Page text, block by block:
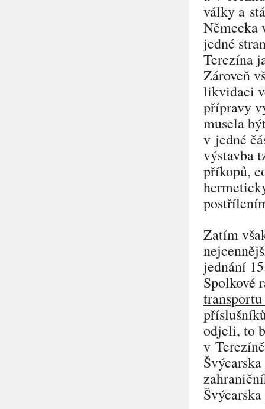
války a
Německa
jedné
Terezína
Zároveň
likvidaci
přípravy
musela
v jedné
výstavba
příkopů,
Zatím
jednání
Spolkové
odjeli, to
v